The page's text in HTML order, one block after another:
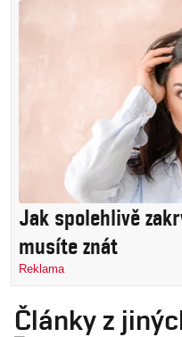
Jak spolehlivě
musíte znát
Reklama
Články z